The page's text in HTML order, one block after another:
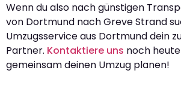
Wenn du also nach günstigen
von Dortmund nach Greve Strand
Umzugsservice aus Dortmund dein
Partner. Kontaktiere uns noch
gemeinsam deinen Umzug planen!